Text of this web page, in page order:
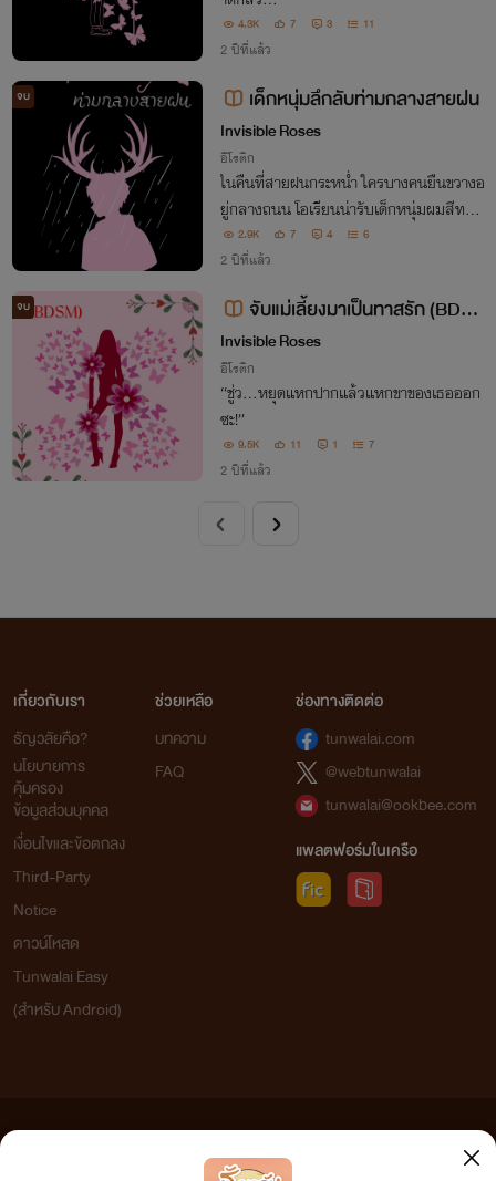
4.3K 7 3 11
2 ปีที่แล้ว
จบ เด็กหนุ่มลึกลับท่ามกลางสายฝน
Invisible Roses
อีโรติก
ในคืนที่สายฝนกระหน่ำ ใครบางคนยืนขวางอ
ยู่กลางถนน โอเรียนน่ารับเด็กหนุ่มผมสีทอง
ขึ้นรถ แล้วความวิปริตอันดำมืดที่ซุกซ่อนก็ค่
อยๆเผยออกมา
2.9K 7 4 6
2 ปีที่แล้ว
จบ
จับแม่เลี้ยงมาเป็นทาสรัก (BDS
M)
Invisible Roses
อีโรติก
“ชู่ว...หยุดแหกปากแล้วแหกขาของเธอออก
ซะ!”
9.5K 11 1 7
2 ปีที่แล้ว
เกี่ยวกับเรา
ธัญวลัยคือ?
นโยบายการ
คุ้มครอง
ข้อมูลส่วนบุคคล
เงื่อนไขและข้อตกลง
Third-Party
Notice
ดาวน์โหลด
Tunwalai Easy
(สำหรับ Android)
ช่วยเหลือ
บทความ
FAQ
ช่องทางติดต่อ
tunwalai.com
@webtunwalai
tunwalai@ookbee.com
แพลตฟอร์มในเครือ
เว็บไซต์แห่งนี้ไม่ได้เห็นด้วยและไม่ขอรับผิดชอบต่อข้อความใดๆ ทั้งสิ้น ดังนั้นผู้อ่านทุกท่านโปรดใช้